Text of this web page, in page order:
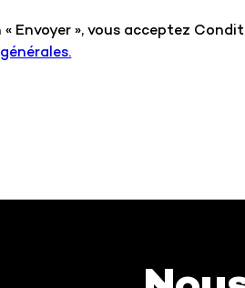
Envoyer », vous acceptez